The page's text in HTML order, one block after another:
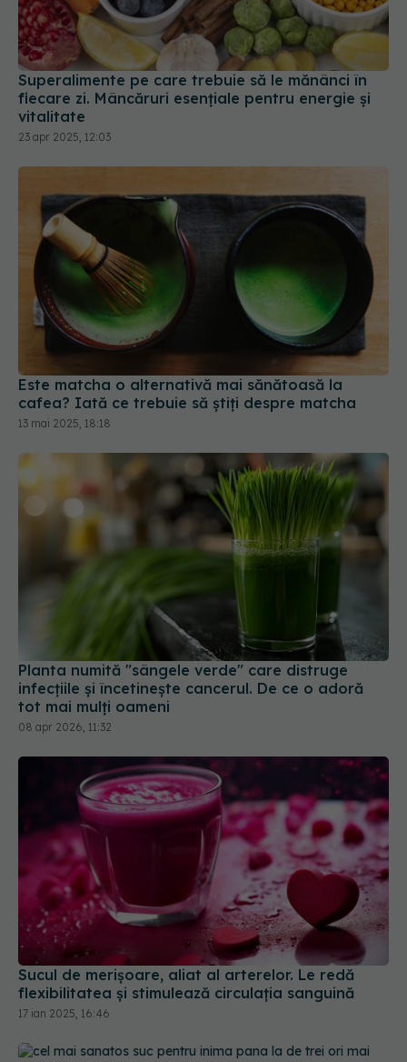
Superalimente pe care trebuie să le mănânci în
fiecare zi. Mâncăruri esențiale pentru energie și
vitalitate
23 apr 2025, 12:03
Este matcha o alternativă mai sănătoasă la
cafea? Iată ce trebuie să știți despre matcha
13 mai 2025, 18:18
Planta numită "sângele verde" care distruge
infecțiile și încetinește cancerul. De ce o adoră
tot mai mulți oameni
08 apr 2026, 11:32
Sucul de merișoare, aliat al arterelor. Le redă
flexibilitatea și stimulează circulația sanguină
17 ian 2025, 16:46
Cel mai sănătos suc pentru inimă. Până la de trei
ori mai mulți antioxidanți decât ceaiul verde
25 mai 2025, 13:00